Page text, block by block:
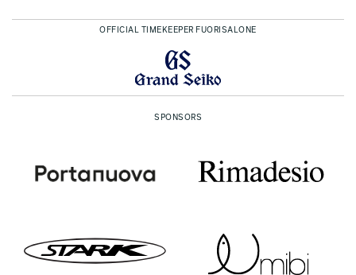
OFFICIAL TIMEKEEPER FUORISALONE
SPONSORS